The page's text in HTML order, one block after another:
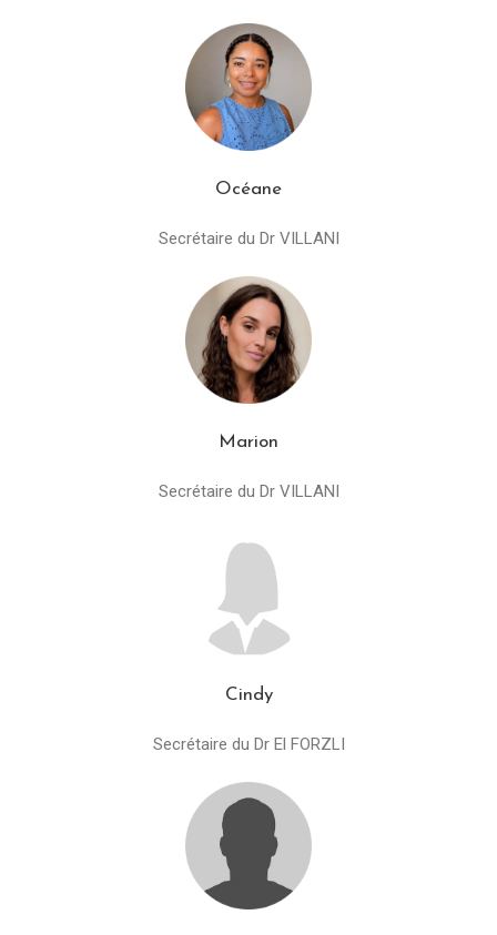
Océane
Secrétaire du Dr VILLANI
Marion
Secrétaire du Dr VILLANI
Cindy
Secrétaire du Dr El FORZLI